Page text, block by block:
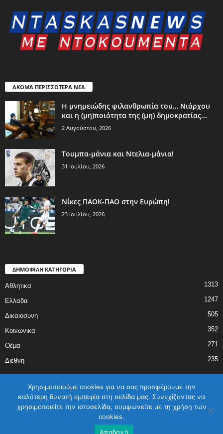
ΑΚΟΜΑ ΠΕΡΙΣΣΟΤΕΡΑ ΝΕΑ
Η μνημειώδης φιλανθρωπία του… Νιάρχου
και η (μη)ποιότητα της (μη) δημοκρατίας...
2 Αυγούστου, 2026
Τουμπα-μάνια και Ντελια-μάνια!
31 Ιουλίου, 2026
Νίκες ΠΑΟΚ-ΠΑΟ στην Ευρώπη!
23 Ιουλίου, 2026
ΔΗΜΟΦΙΛΗ ΚΑΤΗΓΟΡΙΑ
Αθλητικα 1313
Ελλαδα 1247
Δικαιοσυνη 505
Κοινωνικα 352
Θέμα 271
Διεθνη 235
ΑΡΧΙΚΗ ΕΛΛΑΔΑ ΔΙΕΘΝΗ ΔΙΚΑΙΟΣΥΝΗ
ΑΘΛΗΤΙΚΑ
ΕΠΙΚΟΙΝΩΝΙΑ
Χρησιμοποιούμε cookies για να σας προσφέρουμε την
καλύτερη δυνατή εμπειρία στη σελίδα μας. Συνεχίζοντας να
χρησιμοποιείτε την ιστοσελίδα, συμφωνείτε με τη χρήση των
cookies.
Αποδοχή